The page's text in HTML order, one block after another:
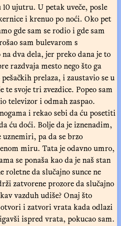
ujutru. U petak uveče, posle
i krenuo po noći. Oko pet
gde sam se rodio i gde sam
sam bulevarom s
dva dela, jer preko dana je to
razdvaja mesto nego što ga
prelaza, i zaustavio se u
svoje tri zvezdice. Popeo sam
televizor i odmah zaspao.
i rekao sebi da ću posetiti
ću doći. Bolje da je iznenadim,
uznemiri, pa da se brzo
miru. Tata je odavno umro,
se ponaša kao da je naš stan
roletne da slučajno sunce ne
zatvorene prozore da slučajno
vazduh udiše? Onaj što
i zatvori vrata kada odlazi
ispred vrata, pokucao sam.